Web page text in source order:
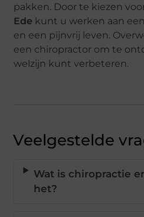
pakken. Door te kiezen
Ede kunt u werken aan
en een pijnvrij leven.
een chiropractor om te
welzijn kunt verbeteren.
Veelgestelde
Wat is chiropractie
het?